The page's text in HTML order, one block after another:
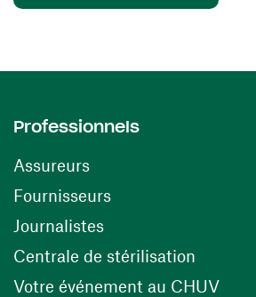
Professionnels
Assureurs
Fournisseurs(ouvre une
Journalistes
Centrale de stérilisation (ouvre
Votre événement au CHUV